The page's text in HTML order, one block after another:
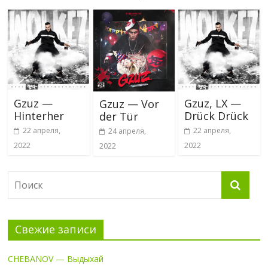
Gzuz —
Hinterher
22 апреля,
2022
Gzuz — Vor
der Tür
24 апреля,
2022
Gzuz, LX —
Drück Drück
22 апреля,
2022
Свежие записи
CHEBANOV — Выдыхай